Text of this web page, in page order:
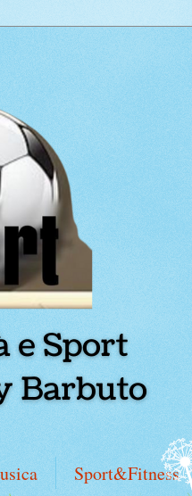
Sport&Fitness